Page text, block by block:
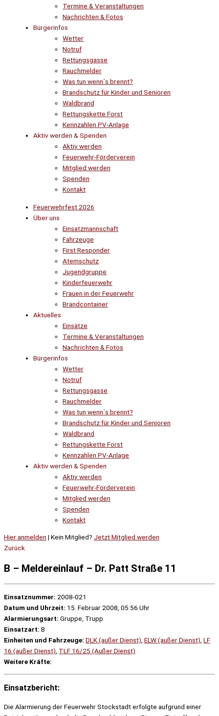
Termine & Veranstaltungen
Nachrichten & Fotos
Bürgerinfos
Wetter
Notruf
Rettungsgasse
Rauchmelder
Was tun wenn´s brennt?
Brandschutz für Kinder und Senioren
Waldbrand
Rettungskette Forst
Kennzahlen PV-Anlage
Aktiv werden & Spenden
Aktiv werden
Feuerwehr-Förderverein
Mitglied werden
Spenden
Kontakt
Feuerwehrfest 2026
Über uns
Einsatzmannschaft
Fahrzeuge
First Responder
Atemschutz
Jugendgruppe
Kinderfeuerwehr
Frauen in der Feuerwehr
Brandcontainer
Aktuelles
Einsätze
Termine & Veranstaltungen
Nachrichten & Fotos
Bürgerinfos
Wetter
Notruf
Rettungsgasse
Rauchmelder
Was tun wenn´s brennt?
Brandschutz für Kinder und Senioren
Waldbrand
Rettungskette Forst
Kennzahlen PV-Anlage
Aktiv werden & Spenden
Aktiv werden
Feuerwehr-Förderverein
Mitglied werden
Spenden
Kontakt
Hier anmelden | Kein Mitglied? Jetzt Mitglied werden
Zurück
B – Meldereinlauf – Dr. Patt Straße 11
Einsatznummer: 2008-021
Datum und Uhrzeit: 15. Februar 2008, 05:56 Uhr
Alarmierungsart: Gruppe, Trupp
Einsatzart: B
Einheiten und Fahrzeuge: DLK (außer Dienst) ELW (außer Dienst) LF
16 (außer Dienst) TLF 16/25 (Außer Dienst)
Weitere Kräfte:
Einsatzbericht:
Die Alarmierung der Feuerwehr Stockstadt erfolgte aufgrund einer